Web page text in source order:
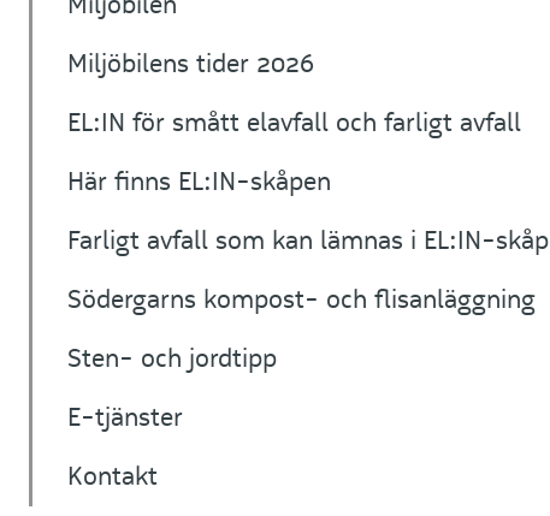
Miljöbilens tider 2026
EL:IN för smått elavfall och farligt avfall
Här finns EL:IN-skåpen
Farligt avfall som kan lämnas i EL:IN-skåp
Södergarns kompost- och flisanläggning
Sten- och jordtipp
E-tjänster
Kontakt